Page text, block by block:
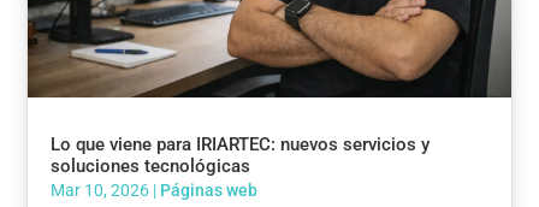
Lo que viene para IRIARTEC: nuevos servicios y
soluciones tecnológicas
Mar 10, 2026 | Páginas web